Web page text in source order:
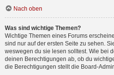
Nach oben
Was sind wichtige Themen?
Wichtige Themen eines Forums
sind nur auf der ersten Seite zu sehen.
weswegen du sie lesen solltest. Wie bei
deinen Berechtigungen ab, ob du
die Berechtigungen stellt die Board-